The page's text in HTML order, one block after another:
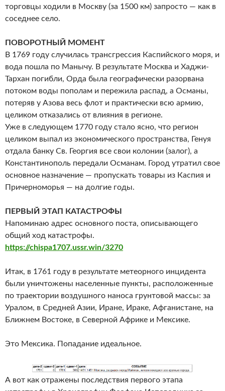
торговцы ходили в Москву (за 1500 км) запросто — как в
соседнее село.
ПОВОРОТНЫЙ МОМЕНТ
В 1769 году случилась трансгрессия Каспийского моря, и
вода пошла по Манычу. В результате Москва и Хаджи-
Тархан погибли, Орда была географически разорвана
потоком воды пополам и пережила распад, а Османы,
потеряв у Азова весь флот и практически всю армию,
целиком отказались от влияния в регионе.
Уже в следующем 1770 году стало ясно, что регион
целиком выпал из экономического пространства, Генуя
отдала банку Св. Георгия все свои колонии (залог), а
Константинополь передали Османам. Город утратил свое
основное назначение — пропускать товары из Каспия и
Причерноморья — на долгие годы.
ПЕРВЫЙ ЭТАП КАТАСТРОФЫ
Напоминаю адрес основного поста, описывающего
общий ход катастрофы.
https://chispa1707.ussr.win/3270
Итак, в 1761 году в результате метеорного инцидента
были уничтожены населенные пункты, расположенные
по траектории воздушного наноса грунтовой массы: за
Уралом, в Средней Азии, Иране, Ираке, Афганистане, на
Ближнем Востоке, в Северной Африке и Мексике.
Это Мексика. Попадание идеальное.
А вот как отражены последствия первого этапа